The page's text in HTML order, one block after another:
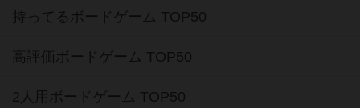
持ってるボードゲーム TOP50
高評価ボードゲーム TOP50
2人用ボードゲーム TOP50